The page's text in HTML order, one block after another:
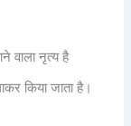
वाला नृत्य है
किया जाता है।